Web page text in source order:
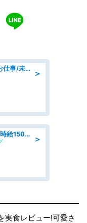
＞
社団法人での保健師・看護師のお仕事/未経験OK/要資格:普通免許、保健師、正看護師
＞
一般事務・OA事務/事務&軽作業時給1500円土日祝休み各種社保完備
実食レビュー!可愛さ